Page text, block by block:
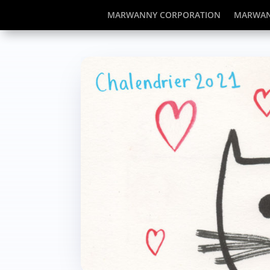
MARWANNY CORPORATION